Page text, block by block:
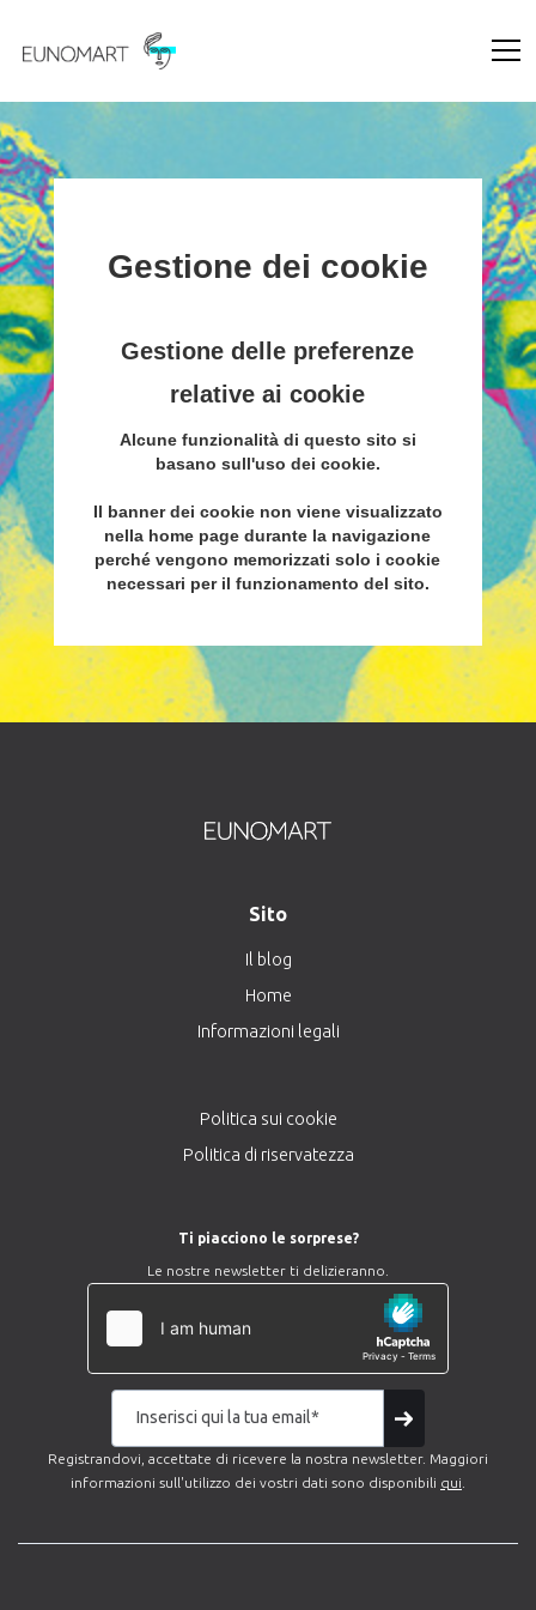
Gestione dei cookie
Gestione delle preferenze
relative ai cookie
Alcune funzionalità di questo sito si
basano sull'uso dei cookie.
Il banner dei cookie non viene visualizzato
nella home page durante la navigazione
perché vengono memorizzati solo i cookie
necessari per il funzionamento del sito.
Sito
Il blog
Home
Informazioni legali
Politica sui cookie
Politica di riservatezza
Ti piacciono le sorprese?
Le nostre newsletter ti delizieranno.
Registrandovi, accettate di ricevere la nostra newsletter. Maggiori
informazioni sull'utilizzo dei vostri dati sono disponibili qui